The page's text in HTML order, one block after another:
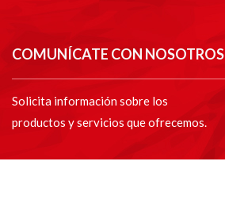
COMUNÍCATE CON NOSOTROS
Solicita información sobre los
productos y servicios que ofrecemos.